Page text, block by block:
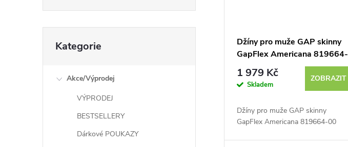
kategorie
Kategorie
Akce/Výprodej
VÝPRODEJ
BESTSELLERY
Dárkové POUKAZY
Džíny pro muže GAP skinny
GapFlex Americana 819664-
00
1 979 Kč
Skladem
ZOBRAZIT
Džíny pro muže GAP skinny
GapFlex Americana 819664-00